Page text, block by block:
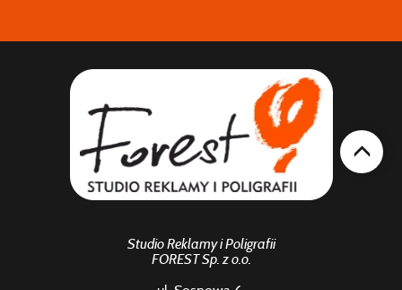
Studio Reklamy i Poligrafii
FOREST Sp. z o.o.